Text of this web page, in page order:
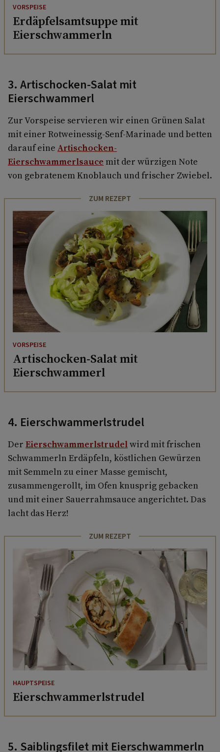
VORSPEISE
Erdäpfelsamtsuppe mit
Eierschwammerln
3. Artischocken-Salat mit
Eierschwammerl
Zur Vorspeise servieren wir einen Grünen Salat
mit einer Rotweinessig-Senf-Marinade und betten
darauf eine Artischocken-
Eierschwammerlsauce mit der würzigen Note
von gebratenem Knoblauch und frischer Zwiebel.
ZUM REZEPT
VORSPEISE
Artischocken-Salat mit
Eierschwammerl
4. Eierschwammerlstrudel
Der Eierschwammerlstrudelwird mit frischen
Schwammerln Erdäpfeln, köstlichen Gewürzen
mit Semmeln zu einer Masse gemischt,
zusammengerollt, im Ofen knusprig gebacken
und mit einer Sauerrahmsauce angerichtet. Das
lacht das Herz!
ZUM REZEPT
HAUPTSPEISE
Eierschwammerlstrudel
5. Saiblingsfilet mit Eierschwammerln